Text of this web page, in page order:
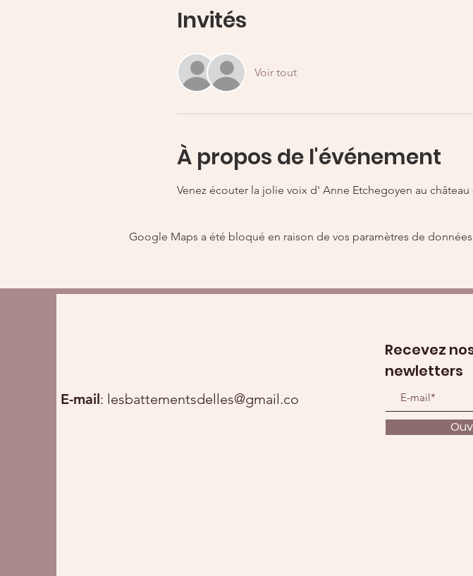
Invités
Voir tout
À propos de l'événement
Venez écouter la jolie voix d' Anne Etchegoyen au château
Google Maps a été bloqué en raison de vos paramètres de
E-mail: lesbattementsdelles@gmail.com
Recevez
newletters